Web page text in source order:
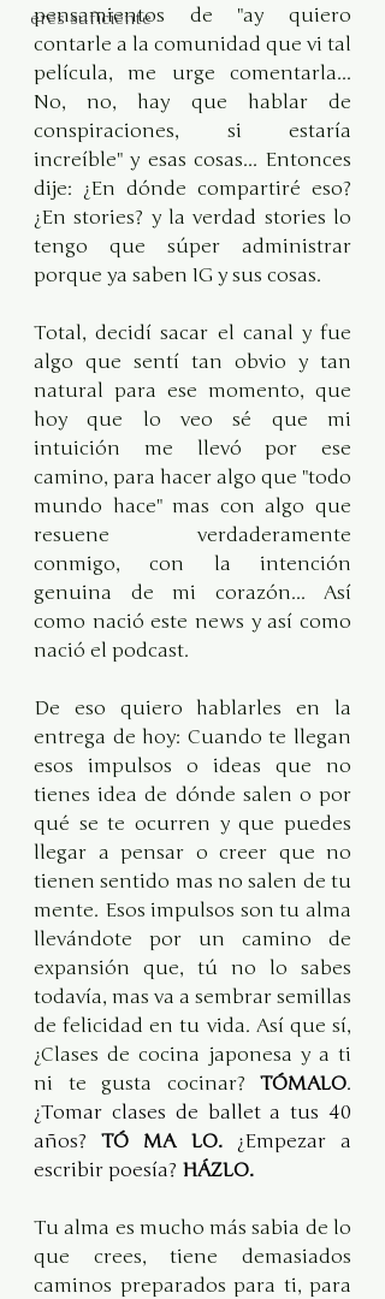
eres suficiente
pensamientos de "ay quiero
contarle a la comunidad que vi tal
película, me urge comentarla...
No, no, hay que hablar de
conspiraciones, si estaría
increíble" y esas cosas... Entonces
dije: ¿En dónde compartiré eso?
¿En stories? y la verdad stories lo
tengo que súper administrar
porque ya saben IG y sus cosas.
Total, decidí sacar el canal y fue
algo que sentí tan obvio y tan
natural para ese momento, que
hoy que lo veo sé que mi
intuición me llevó por ese
camino, para hacer algo que "todo
mundo hace" mas con algo que
resuene verdaderamente
conmigo, con la intención
genuina de mi corazón... Así
como nació este news y así como
nació el podcast.
De eso quiero hablarles en la
entrega de hoy: Cuando te llegan
esos impulsos o ideas que no
tienes idea de dónde salen o por
qué se te ocurren y que puedes
llegar a pensar o creer que no
tienen sentido mas no salen de tu
mente. Esos impulsos son tu alma
llevándote por un camino de
expansión que, tú no lo sabes
todavía, mas va a sembrar semillas
de felicidad en tu vida. Así que sí,
¿Clases de cocina japonesa y a ti
ni te gusta cocinar?
TÓMALO.
¿Tomar clases de ballet a tus 40
años? TÓ MA LO. ¿Empezar a
escribir poesía? HÁZLO.
Tu alma es mucho más sabia de lo
que crees, tiene demasiados
caminos preparados para ti, para